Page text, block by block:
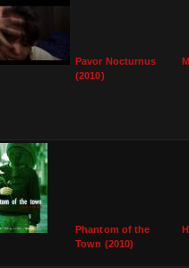
Pavor Nocturnus
(2010)
Phantom of the
Town (2010)